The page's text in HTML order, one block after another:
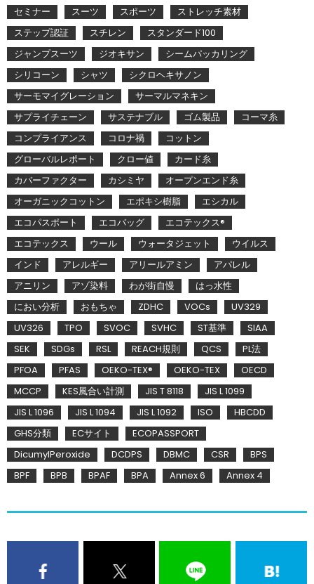
セミナー スーツ スポーツ
ストレッチ素材
ステップ認証
スチレン
スタンダード100
ジャンプスーツ
ジオキサン
シームパッカリング
シリコーン
シャツ
シクロヘキサノン
サーモマイグレーション
サーマルマネキン
サプライチェーン
サステナブル ゴム製品
コーマ糸
コンプライアンス
コロナ禍
コットン
グローバルレポート
クロー値
カード糸
カバーファクター
カシミヤ
オープンエンド糸
オーガニックコットン
エポキシ樹脂
エシカル
エコパスポート
エコバッグ
エコテックス®
エコテックス
ウール ウォータジェット
ウイルス
インド
アレルギー アリールアミン
アパレル
アニリン
アゾ染料 わが街自慢
はっ水性
におい分析
おもちゃ ZDHC VOCs
UV329
UV326
TPO SVOC SVHC ST基準
SIAA
SEK
SDGs RSL REACH規則 QCS
PL法
PFOA
PFAS OEKO-TEX® OEKO-TEX
OECD
MCCP
KES風合い計測 JIS T 8118
JIS L 1099
JIS L 1096
JIS L 1094 JIS L 1092 ISO
HBCDD
GHS分類
ECサイト
ECOPASSPORT
DicumylPeroxide
DCDPS DBMC CSR
BPS
BPF
BPB BPAF BPA Annex 6 Annex 4